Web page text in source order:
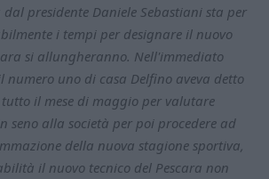
presidente Daniele Sebastiani sta per
i tempi per designare il nuovo
si allungheranno. Nell'immediato
numero uno di casa Delfino aveva detto
il mese di maggio per valutare
seno alla società per poi procedere ad
della nuova stagione sportiva,
il nuovo tecnico del Pescara non